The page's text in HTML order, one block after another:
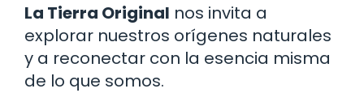
La Tierra Original nos invita a
explorar nuestros orígenes naturales
y a reconectar con la esencia misma
de lo que somos.